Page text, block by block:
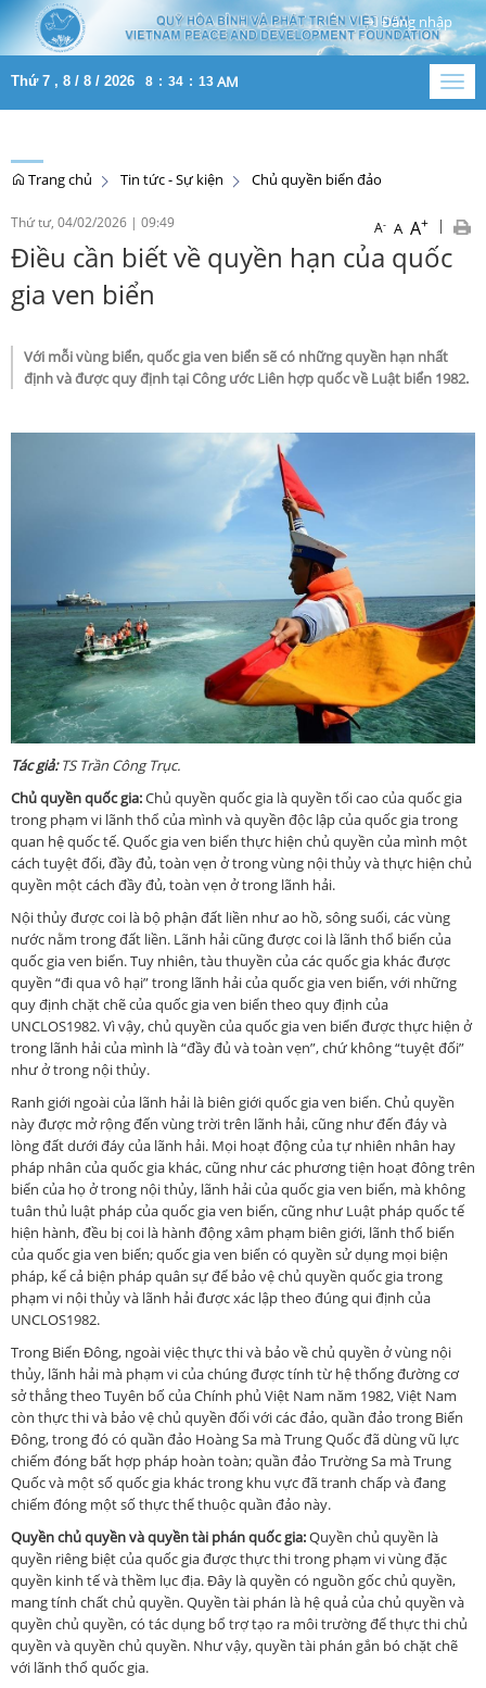
Đăng nhập
Thứ 7 , 8 / 8 / 2026 8 : 34 : 14 AM
Trang chủ Tin tức - Sự kiện Chủ quyền biển đảo
Thứ tư, 04/02/2026 | 09:49 A- A A+ |
Điều cần biết về quyền hạn của quốc
gia ven biển
Với mỗi vùng biển, quốc gia ven biển sẽ có những quyền hạn nhất
định và được quy định tại Công ước Liên hợp quốc về Luật biển 1982.
Tác giả:TS Trần Công Trục.
Chủ quyền quốc gia:Chủ quyền quốc gia là quyền tối cao của quốc gia
trong phạm vi lãnh thổ của mình và quyền độc lập của quốc gia trong
quan hệ quốc tế. Quốc gia ven biển thực hiện chủ quyền của mình một
cách tuyệt đối, đầy đủ, toàn vẹn ở trong vùng nội thủy và thực hiện chủ
quyền một cách đầy đủ, toàn vẹn ở trong lãnh hải.
Nội thủy được coi là bộ phận đất liền như ao hồ, sông suối, các vùng
nước nằm trong đất liền. Lãnh hải cũng được coi là lãnh thổ biển của
quốc gia ven biển. Tuy nhiên, tàu thuyền của các quốc gia khác được
quyền “đi qua vô hại” trong lãnh hải của quốc gia ven biển, với những
quy định chặt chẽ của quốc gia ven biển theo quy định của
UNCLOS1982. Vì vậy, chủ quyền của quốc gia ven biển được thực hiện ở
trong lãnh hải của mình là “đầy đủ và toàn vẹn”, chứ không “tuyệt đối”
như ở trong nội thủy.
Ranh giới ngoài của lãnh hải là biên giới quốc gia ven biển. Chủ quyền
này được mở rộng đến vùng trời trên lãnh hải, cũng như đến đáy và
lòng đất dưới đáy của lãnh hải. Mọi hoạt động của tự nhiên nhân hay
pháp nhân của quốc gia khác, cũng như các phương tiện hoạt đông trên
biển của họ ở trong nội thủy, lãnh hải của quốc gia ven biển, mà không
tuân thủ luật pháp của quốc gia ven biển, cũng như Luật pháp quốc tế
hiện hành, đều bị coi là hành động xâm phạm biên giới, lãnh thổ biển
của quốc gia ven biển; quốc gia ven biển có quyền sử dụng mọi biện
pháp, kể cả biện pháp quân sự để bảo vệ chủ quyền quốc gia trong
phạm vi nội thủy và lãnh hải được xác lập theo đúng qui định của
UNCLOS1982.
Trong Biển Đông, ngoài việc thực thi và bảo về chủ quyền ở vùng nội
thủy, lãnh hải mà phạm vi của chúng được tính từ hệ thống đường cơ
sở thẳng theo Tuyên bố của Chính phủ Việt Nam năm 1982, Việt Nam
còn thực thi và bảo vệ chủ quyền đối với các đảo, quần đảo trong Biển
Đông, trong đó có quần đảo Hoàng Sa mà Trung Quốc đã dùng vũ lực
chiếm đóng bất hợp pháp hoàn toàn; quần đảo Trường Sa mà Trung
Quốc và một số quốc gia khác trong khu vực đã tranh chấp và đang
chiếm đóng một số thực thể thuộc quần đảo này.
Quyền chủ quyền và quyền tài phán quốc gia:Quyền chủ quyền là
quyền riêng biệt của quốc gia được thực thi trong phạm vi vùng đặc
quyền kinh tế và thềm lục địa. Đây là quyền có nguồn gốc chủ quyền,
mang tính chất chủ quyền. Quyền tài phán là hệ quả của chủ quyền và
quyền chủ quyền, có tác dụng bổ trợ tạo ra môi trường để thực thi chủ
quyền và quyền chủ quyền. Như vậy, quyền tài phán gắn bó chặt chẽ
với lãnh thổ quốc gia.